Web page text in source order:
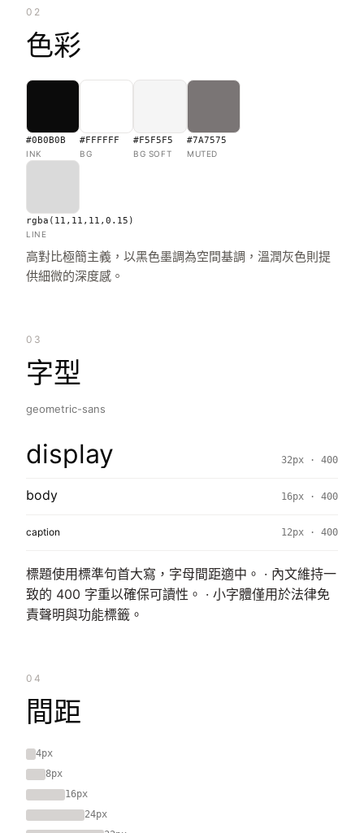
02
色彩
#0B0B0B
INK
#FFFFFF
BG
#F5F5F5
BG SOFT
#7A7575
MUTED
rgba(11,11,11,0.15)
LINE
高對比極簡主義，以黑色墨調為空間基調，溫潤灰色則提
供細微的深度感。
03
字型
geometric-sans
display 32px · 400
body 16px · 400
caption 12px · 400
標題使用標準句首大寫，字母間距適中。 · 內文維持一
致的 400 字重以確保可讀性。 · 小字體僅用於法律免
責聲明與功能標籤。
04
間距
4px
8px
16px
24px